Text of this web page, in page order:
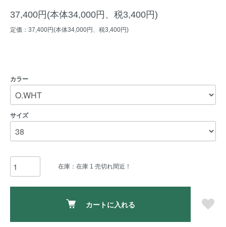
37,400円(本体34,000円、税3,400円)
定価：37,400円(本体34,000円、税3,400円)
カラー
サイズ
在庫：在庫 1 売切れ間近！
カートに入れる